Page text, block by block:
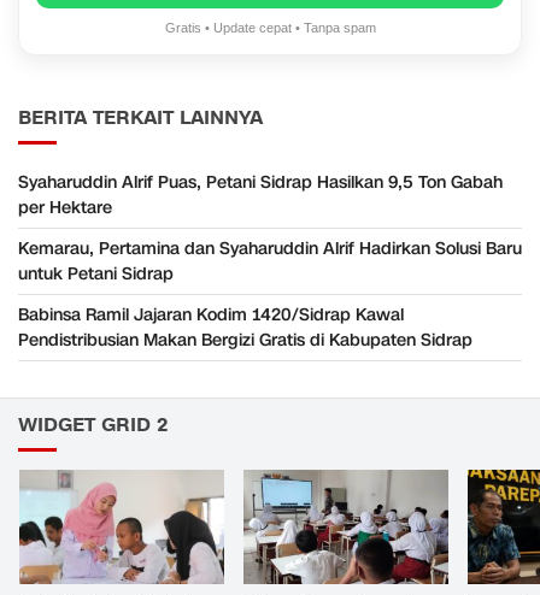
Gratis • Update cepat • Tanpa spam
BERITA TERKAIT LAINNYA
Syaharuddin Alrif Puas, Petani Sidrap Hasilkan 9,5 Ton Gabah
per Hektare
Kemarau, Pertamina dan Syaharuddin Alrif Hadirkan Solusi Baru
untuk Petani Sidrap
Babinsa Ramil Jajaran Kodim 1420/Sidrap Kawal
Pendistribusian Makan Bergizi Gratis di Kabupaten Sidrap
WIDGET GRID 2